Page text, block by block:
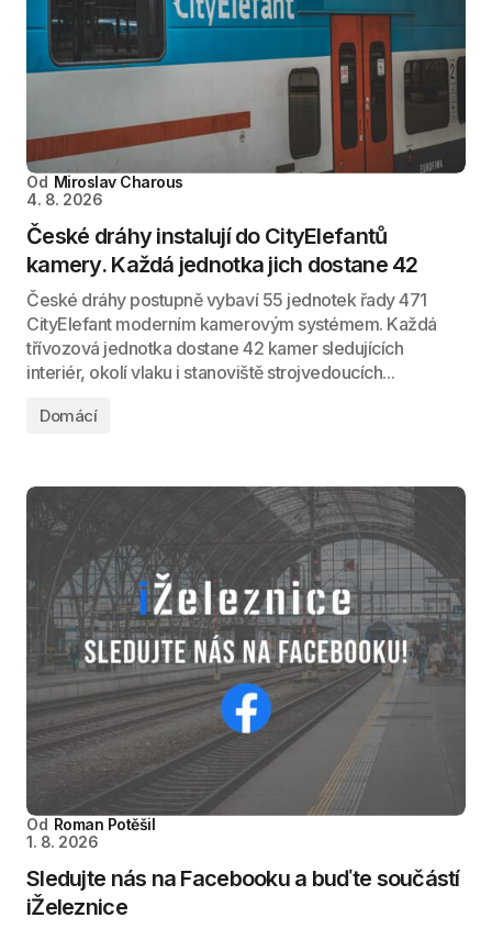
Od Miroslav Charous
4. 8. 2026
České dráhy instalují do CityElefantů
kamery. Každá jednotka jich dostane 42
České dráhy postupně vybaví 55 jednotek řady 471
CityElefant moderním kamerovým systémem. Každá
třívozová jednotka dostane 42 kamer sledujících
interiér, okolí vlaku i stanoviště strojvedoucích...
Domácí
Od Roman Potěšil
1. 8. 2026
Sledujte nás na Facebooku a buďte součástí
iŽeleznice